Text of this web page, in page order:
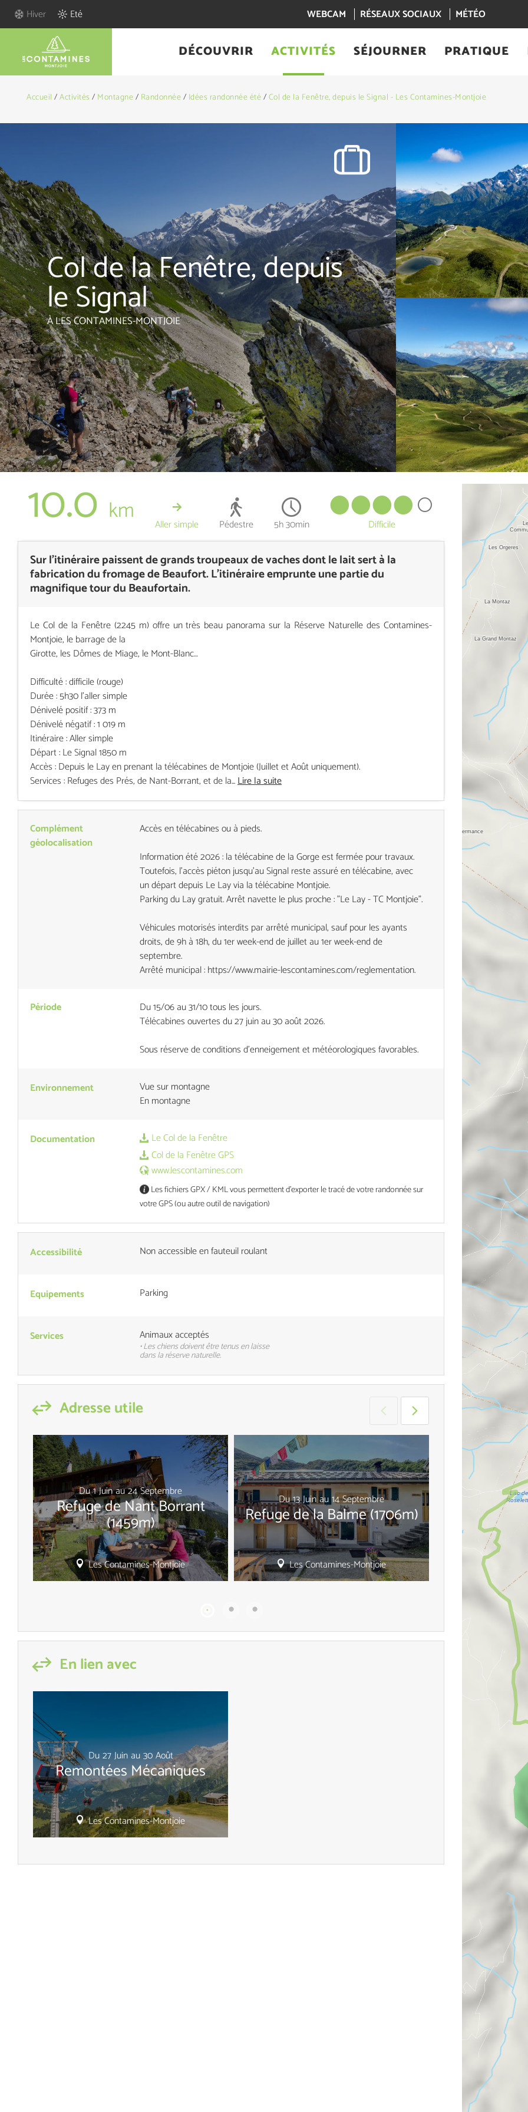
Hiver Eté WEBCAM RÉSEAUX SOCIAUX MÉTÉO
DÉCOUVRIR ACTIVITÉS SÉJOURNER PRATIQUE
Accueil /Activités/ Montagne/ Randonnée/ Idées randonnée été/Col de la Fenêtre, depuis le Signal - Les Contamines-Montjoie
Col de la Fenêtre, depuis
le Signal
À LES CONTAMINES-MONTJOIE
10.0 km Aller simple Pédestre 5h 30min Difficile
Sur l'itinéraire paissent de grands troupeaux de vaches dont le lait sert à la
fabrication du fromage de Beaufort. L’itinéraire emprunte une partie du
magnifique tour du Beaufortain.
Le Col de la Fenêtre (2245 m) offre un très beau panorama sur la Réserve Naturelle des Contamines-
Montjoie, le barrage de la
Girotte, les Dômes de Miage, le Mont-Blanc…
Difficulté : difficile (rouge)
Durée : 5h30 l'aller simple
Dénivelé positif : 373 m
Dénivelé négatif : 1 019 m
Itinéraire : Aller simple
Départ : Le Signal 1850 m
Accès : Depuis le Lay en prenant la télécabines de Montjoie (Juillet et Août uniquement).
Services : Refuges des Prés, de Nant-Borrant, et de la...Lire la suite
Complément
géolocalisation
Accès en télécabines ou à pieds.
Information été 2026 : la télécabine de la Gorge est fermée pour travaux.
Toutefois, l’accès piéton jusqu’au Signal reste assuré en télécabine, avec
un départ depuis Le Lay via la télécabine Montjoie.
Parking du Lay gratuit. Arrêt navette le plus proche : "Le Lay - TC Montjoie".
Véhicules motorisés interdits par arrêté municipal, sauf pour les ayants
droits, de 9h à 18h, du 1er week-end de juillet au 1er week-end de
septembre.
Arrêté municipal : https://www.mairie-lescontamines.com/reglementation.
Période
Du 15/06 au 31/10 tous les jours.
Télécabines ouvertes du 27 juin au 30 août 2026.
Sous réserve de conditions d'enneigement et météorologiques favorables.
Environnement
Vue sur montagne
En montagne
Documentation
Le Col de la Fenêtre
Col de la Fenêtre GPS
www.lescontamines.com
Les fichiers GPX / KML vous permettent d'exporter le tracé de votre randonnée sur
votre GPS (ou autre outil de navigation)
Accessibilité Non accessible en fauteuil roulant
Equipements Parking
Services Animaux acceptés
• Les chiens doivent être tenus en laisse
dans la réserve naturelle.
Adresse utile
Du1Juinau24Septembre
Refuge de Nant Borrant
(1459m)
Les Contamines-Montjoie
Du13Juinau14Septembre
Refuge de la Balme (1706m)
Les Contamines-Montjoie
Juinau
En lien avec
Du 27 Juin au30 Août
Remontées Mécaniques
Les Contamines-Montjoie